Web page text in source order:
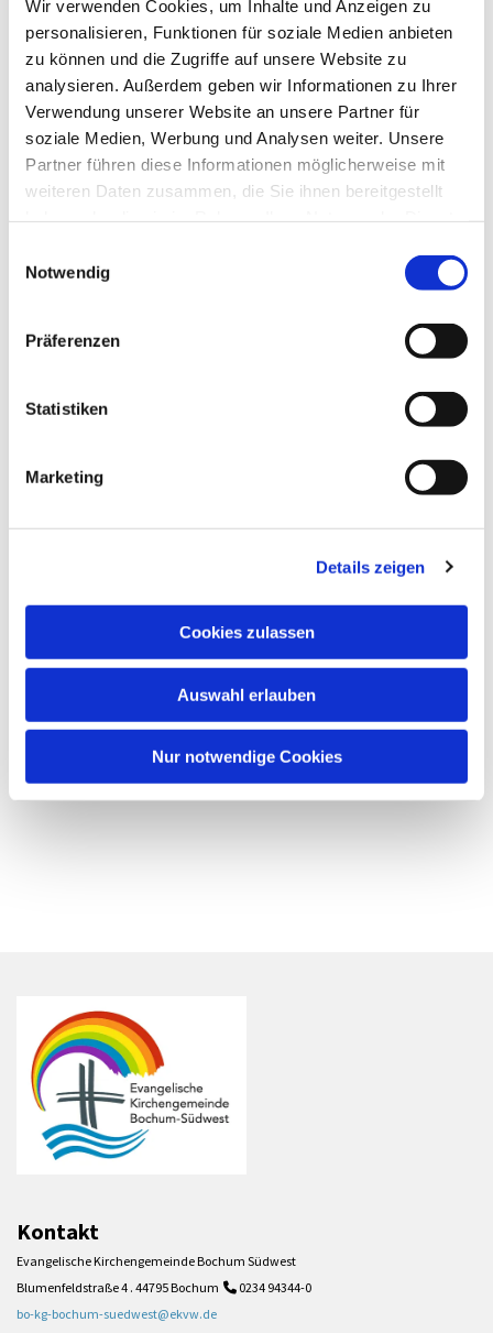
Wir verwenden Cookies, um Inhalte und Anzeigen zu
personalisieren, Funktionen für soziale Medien anbieten
zu können und die Zugriffe auf unsere Website zu
analysieren. Außerdem geben wir Informationen zu Ihrer
Verwendung unserer Website an unsere Partner für
soziale Medien, Werbung und Analysen weiter. Unsere
Partner führen diese Informationen möglicherweise mit
weiteren Daten zusammen, die Sie ihnen bereitgestellt
Notwendig
Präferenzen
Statistiken
Marketing
Details zeigen
Cookies zulassen
Auswahl erlauben
Nur notwendige Cookies
Dies könnte Sie auch interessieren
Kontakt
Evangelische Kirchengemeinde Bochum Südwest
Blumenfeldstraße 4 . 44795 Bochum  0234 94344-0
bo-kg-bochum-suedwest@ekvw.de